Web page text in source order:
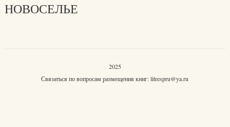
НОВОСЕЛЬЕ
2025
Связаться по вопросам размещения книг:litrespru@ya.ru